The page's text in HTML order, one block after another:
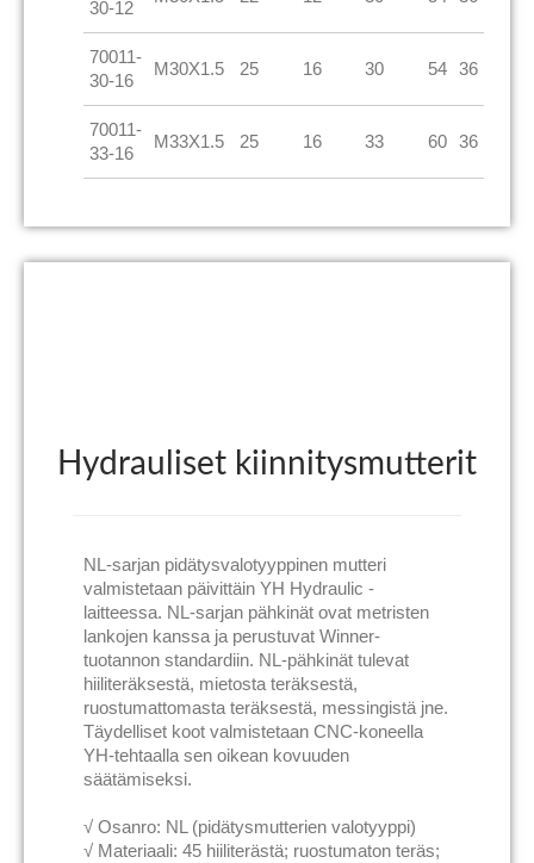
30-12
70011-
30-16
M30X1.5 25 16 30 54 36
70011-
33-16
M33X1.5 25 16 33 60 36
Hydrauliset kiinnitysmutterit
NL-sarjan pidätysvalotyyppinen mutteri
valmistetaan päivittäin YH Hydraulic -
laitteessa. NL-sarjan pähkinät ovat metristen
lankojen kanssa ja perustuvat Winner-
tuotannon standardiin. NL-pähkinät tulevat
hiiliteräksestä, mietosta teräksestä,
ruostumattomasta teräksestä, messingistä jne.
Täydelliset koot valmistetaan CNC-koneella
YH-tehtaalla sen oikean kovuuden
säätämiseksi.
√ Osanro: NL (pidätysmutterien valotyyppi)
√ Materiaali: 45 hiiliterästä; ruostumaton teräs;